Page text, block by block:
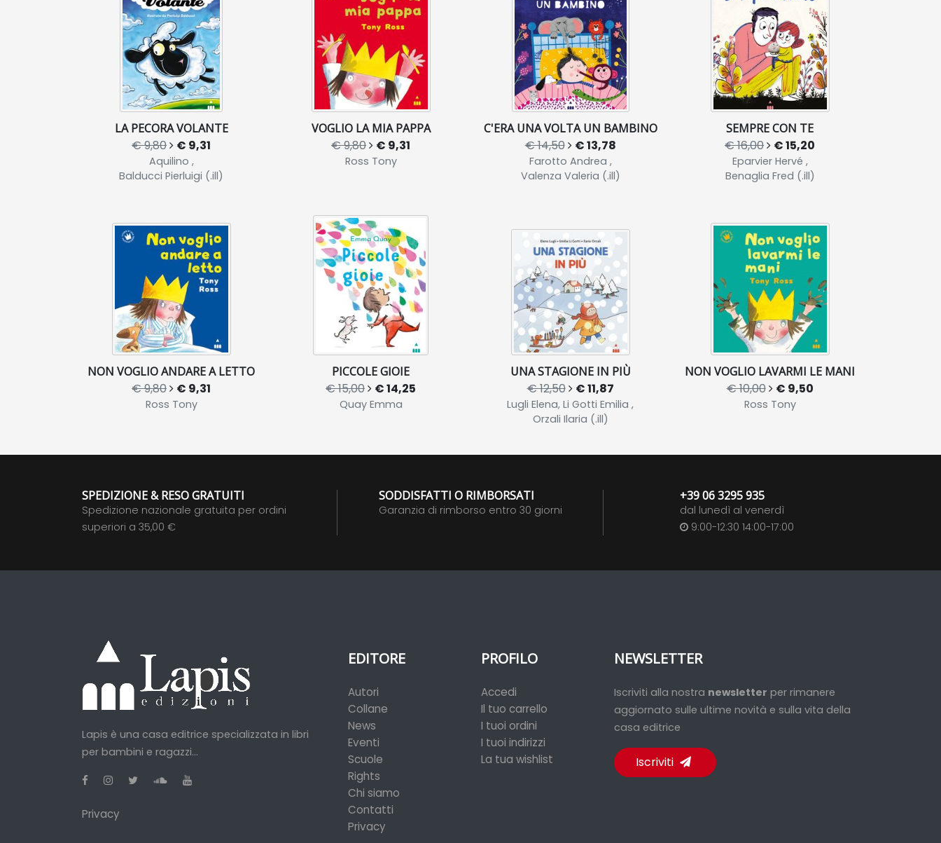
LA PECORA VOLANTE
€ 9,80 € 9,31
Aquilino ,
Balducci Pierluigi (.ill)
VOGLIO LA MIA PAPPA
€ 9,80 € 9,31
Ross Tony
C'ERA UNA VOLTA UN BAMBINO
€ 14,50 € 13,78
Farotto Andrea ,
Valenza Valeria (.ill)
SEMPRE CON TE
€ 16,00 € 15,20
Eparvier Hervé ,
Benaglia Fred (.ill)
NON VOGLIO ANDARE A LETTO
€ 9,80 € 9,31
Ross Tony
PICCOLE GIOIE
€ 15,00 € 14,25
Quay Emma
UNA STAGIONE IN PIÙ
€ 12,50 € 11,87
Lugli Elena, Li Gotti Emilia ,
Orzali Ilaria (.ill)
NON VOGLIO LAVARMI LE MANI
€ 10,00 € 9,50
Ross Tony
SPEDIZIONE & RESO GRATUITI
Spedizione nazionale gratuita per ordini
superiori a 35,00 €
SODDISFATTI O RIMBORSATI
Garanzia di rimborso entro 30 giorni
+39 06 3295 935
dal lunedì al venerdì
9:00-12:30 14:00-17:00
Lapis è una casa editrice specializzata in libri
per bambini e ragazzi...
Privacy
EDITORE
Autori
Collane
News
Eventi
Scuole
Rights
Chi siamo
Contatti
Privacy
PROFILO
Accedi
Il tuo carrello
I tuoi ordini
I tuoi indirizzi
La tua wishlist
NEWSLETTER
Iscriviti alla nostra newsletter per rimanere
aggiornato sulle ultime novità e sulla vita della
casa editrice
Iscriviti